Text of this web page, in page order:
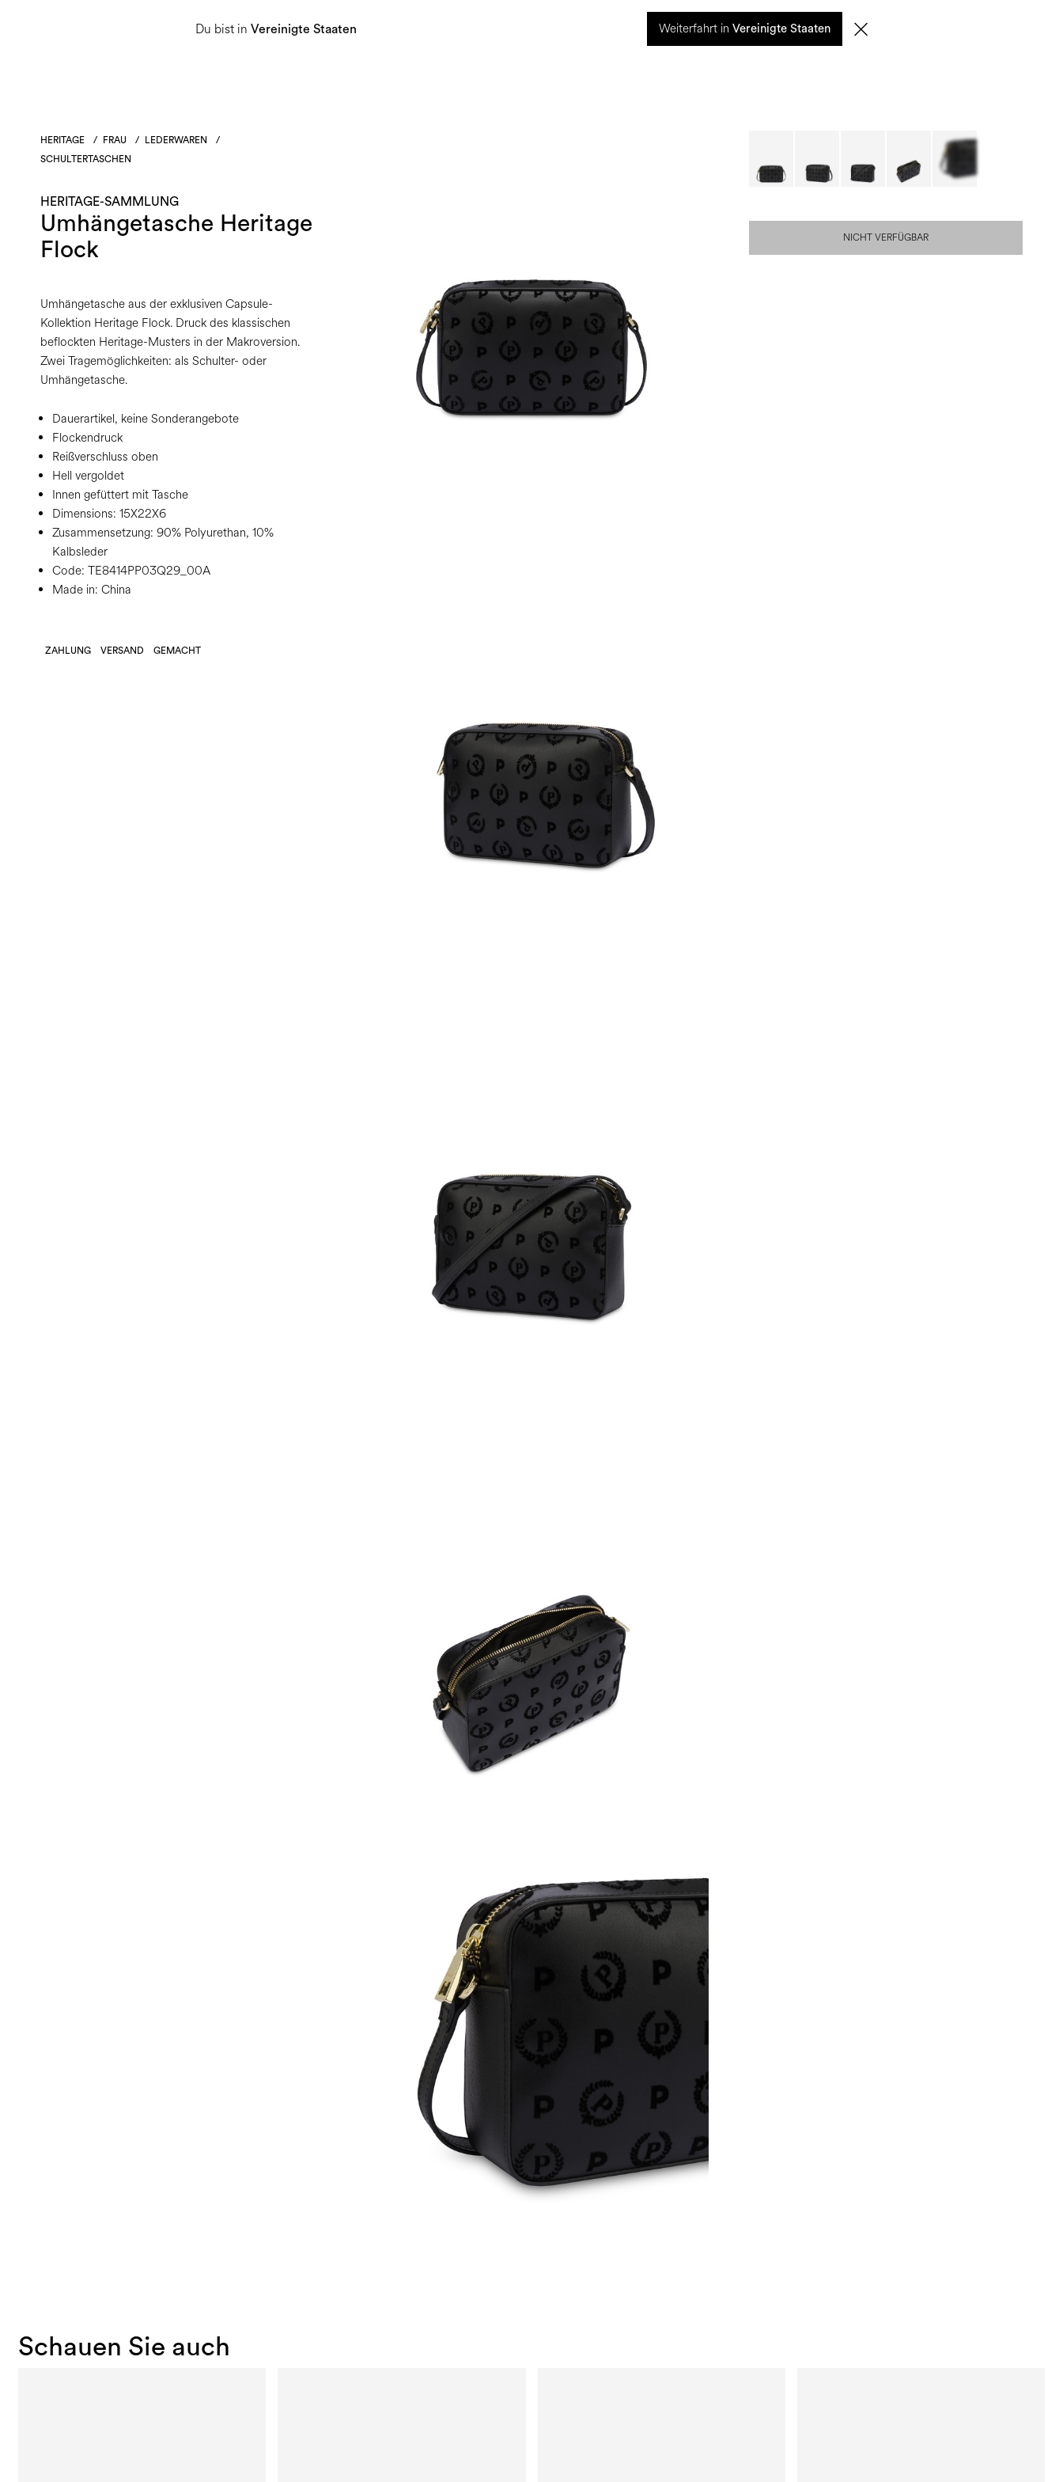
Du bist in Vereinigte Staaten Weiterfahrt in Vereinigte Staaten
Herren Heritage-Sammlung SUCHE
HERITAGE / FRAU / LEDERWAREN
/
SCHULTERTASCHEN
HERITAGE-SAMMLUNG
Umhängetasche Heritage
Flock
Umhängetasche aus der exklusiven Capsule-
Kollektion Heritage Flock. Druck des klassischen
beflockten Heritage-Musters in der Makroversion.
Zwei Tragemöglichkeiten: als Schulter- oder
Umhängetasche.
Dauerartikel, keine Sonderangebote
Flockendruck
Reißverschluss oben
Hell vergoldet
Innen gefüttert mit Tasche
Dimensions: 15X22X6
Zusammensetzung: 90% Polyurethan, 10%
Kalbsleder
Code: TE8414PP03Q29_00A
Made in: China
ZAHLUNG VERSAND GEMACHT
NICHT VERFÜGBAR
Schauen Sie auch